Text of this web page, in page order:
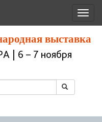
выставка
6 – 7 ноября